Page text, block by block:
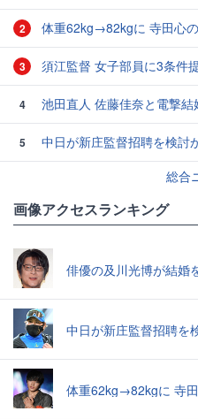
2 体重62kg→82kgに 寺田心
3 須江監督 女子部員に3条件
4 池田直人 佐藤佳奈と電撃結
5
中日が新庄監督招聘を検討
総合
画像アクセスランキング
俳優の及川光博が結婚
中日が新庄監督招聘を
体重62kg→82kgに 寺